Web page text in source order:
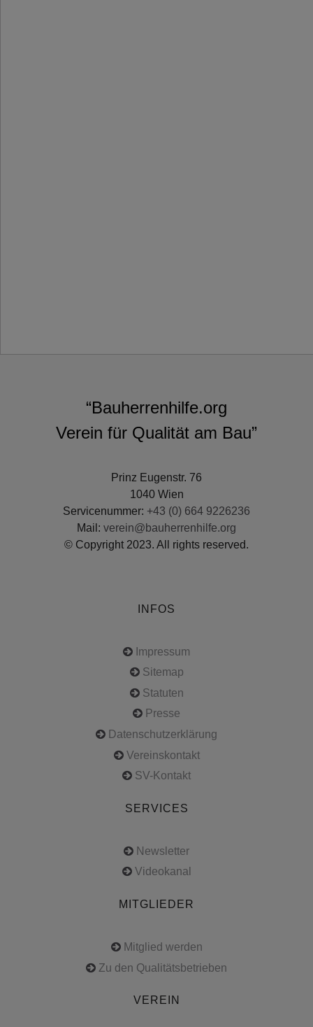
“Bauherrenhilfe.org
Verein für Qualität am Bau”
Prinz Eugenstr. 76
1040 Wien
Servicenummer: +43 (0) 664 9226236
Mail: verein@bauherrenhilfe.org
© Copyright 2023. All rights reserved.
INFOS
Impressum
Sitemap
Statuten
Presse
Datenschutzerklärung
Vereinskontakt
SV-Kontakt
SERVICES
Newsletter
Videokanal
MITGLIEDER
Mitglied werden
Zu den Qualitätsbetrieben
VEREIN